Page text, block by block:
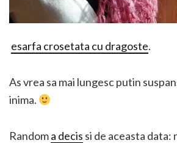
esarfa crosetata cu dragoste.
As vrea sa mai lungesc putin
inima.
Randoma decis si de aceasta